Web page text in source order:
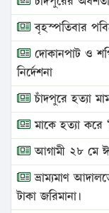
বৃহস্পতিবার
দোকানপাট ও
নির্দেশনা
চাঁদপুরে হত্যা
মাকে হত্যা করে
আগামী ২৮ মে
ভ্রাম্যমাণ
টাকা জরিমানা।